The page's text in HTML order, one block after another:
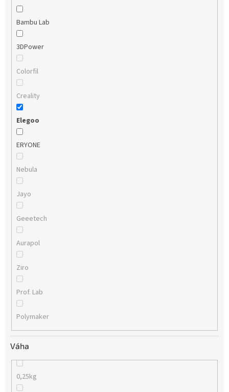
Bambu Lab
3DPower
Colorfil
Creality
Elegoo
ERYONE
Nebula
Jayo
Geeetech
Aurapol
Ziro
Prof. Lab
Polymaker
Váha
0,25kg